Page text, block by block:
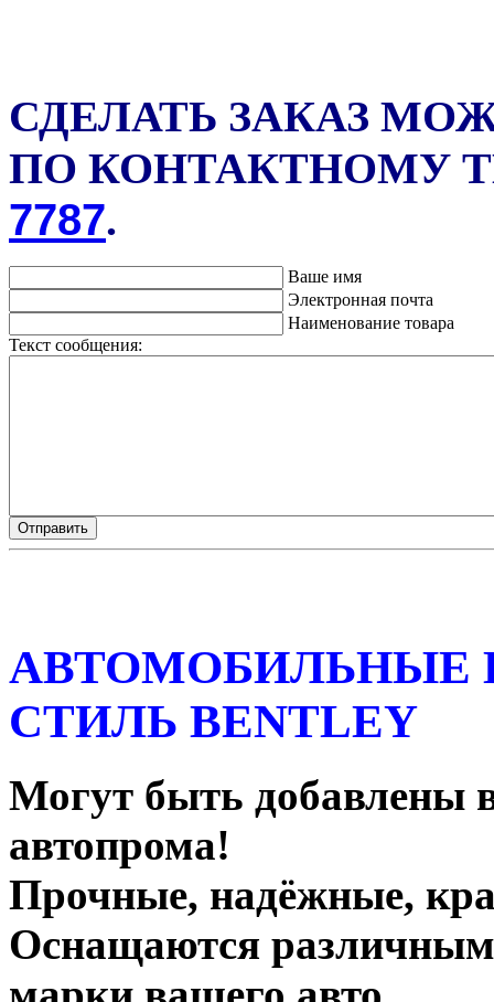
СДЕЛАТЬ ЗАКАЗ
ПО КОНТАКТНОМУ
7787.
Ваше имя
Электронная почта
Наименование товара
Текст сообщения:
СТИЛЬ BENTLEY
Могут быть добавлены
автопрома!
Прочные, надёжные,
Оснащаются